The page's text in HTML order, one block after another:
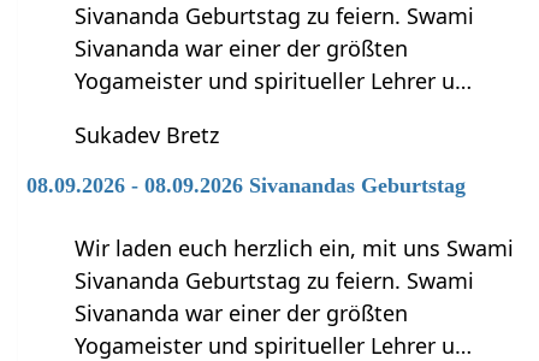
Sivananda Geburtstag zu feiern. Swami
Sivananda war einer der größten
Yogameister und spiritueller Lehrer u…
Sukadev Bretz
08.09.2026 - 08.09.2026 Sivanandas Geburtstag
Wir laden euch herzlich ein, mit uns Swami
Sivananda Geburtstag zu feiern. Swami
Sivananda war einer der größten
Yogameister und spiritueller Lehrer u…